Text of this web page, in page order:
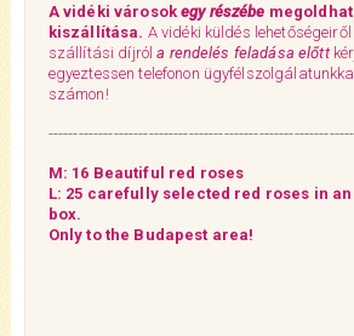
A vidéki városokegy részébe
kiszállítása. A vidéki küldés
szállítási díjróla rendelés feladása előtt
egyeztessen telefonon
számon!
M: 16 Beautiful red roses
L: 25 carefully selected red roses in
box.
Only to the Budapest area!